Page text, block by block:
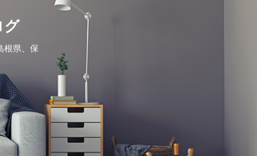
グ
根県、保